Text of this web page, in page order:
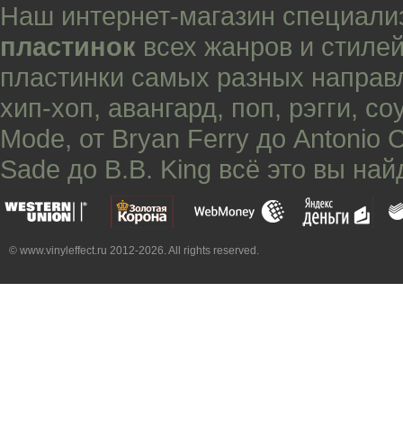
Наш интернет-магазин
пластинок всех жанров и
пластинки самых разных
хип-хоп, авангард, поп, рэгги,
Mode, от Bryan Ferry до Antonio
Sade до B.B. King всё это вы
© www.vinyleffect.ru 2012-2026. All rights reserved.